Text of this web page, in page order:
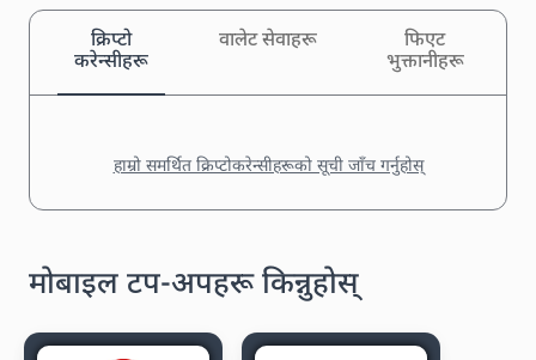
क्रिप्टो
करेन्सीहरू
वालेट सेवाहरू
फिएट
भुक्तानीहरू
हाम्रो समर्थित क्रिप्टोकरेन्सीहरूको सूची जाँच गर्नुहोस्
मोबाइल टप-अपहरू किन्नुहोस्